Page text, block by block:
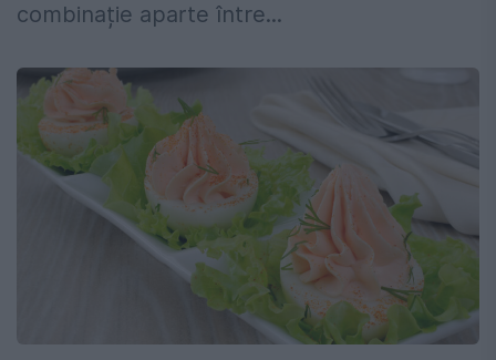
combinație aparte între...